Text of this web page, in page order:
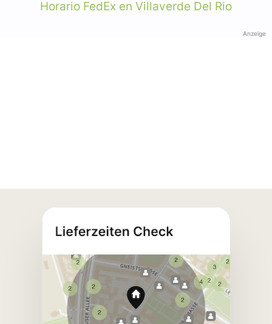
Horario FedEx en Villaverde Del Rio
Anzeige